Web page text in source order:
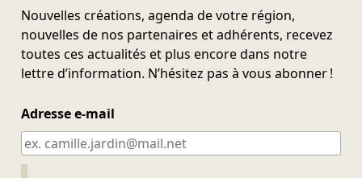
Nouvelles créations, agenda de votre région,
nouvelles de nos partenaires et adhérents, recevez
toutes ces actualités et plus encore dans notre
lettre d’information. N’hésitez pas à vous abonner !
Adresse e-mail